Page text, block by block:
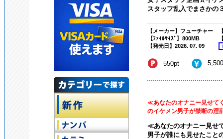
スタッフ乱入でまさかの
【メーカー】フューチャー
【ﾌｧｲﾙｻｲｽﾞ】800MB
【発売日】2026. 07. 09
550pt
≪あなたのオナニー見せて
のイケメン男子が禁断の淫
≪あなたのオナニー見せ
男子が誰にも見せたこと